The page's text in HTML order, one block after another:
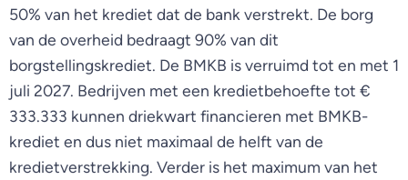
50% van het krediet dat de bank verstrekt. De borg
van de overheid bedraagt 90% van dit
borgstellingskrediet. De BMKB is verruimd tot en met 1
juli 2027. Bedrijven met een kredietbehoefte tot €
333.333 kunnen driekwart financieren met BMKB-
krediet en dus niet maximaal de helft van de
kredietverstrekking. Verder is het maximum van het